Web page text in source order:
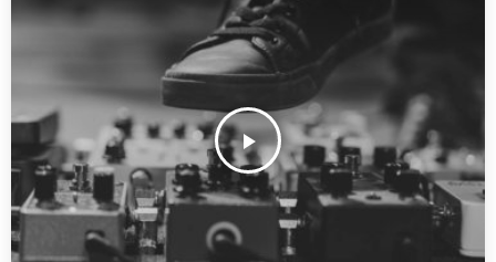
play_arrow